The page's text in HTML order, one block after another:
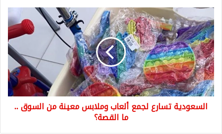
السعودية
تسارع
لجمع
ألعاب
وملابس
معينة
من
السوق
..
السعودية تسارع لجمع ألعاب وملابس معينة من السوق ..
ما القصة؟